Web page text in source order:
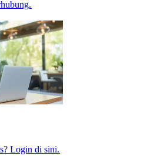
Login di sini.​​